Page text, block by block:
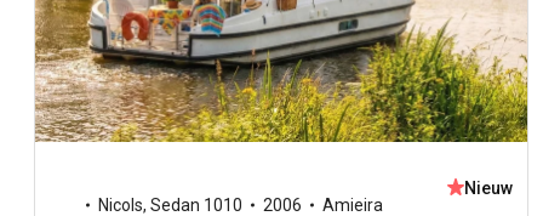
Nicols, Sedan 1010 2006 Amieira
Nieuw